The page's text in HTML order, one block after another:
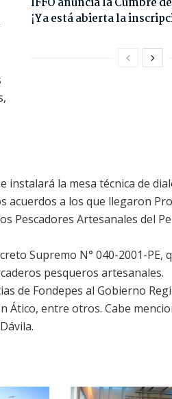
¡Ya está abierta la
instalará la mesa técnica de
acuerdos a los que llegaron
Pescadores Artesanales del
Supremo N° 040-2001-PE,
pesqueros artesanales.
de Fondepes al Gobierno
Ático, entre otros. Cabe